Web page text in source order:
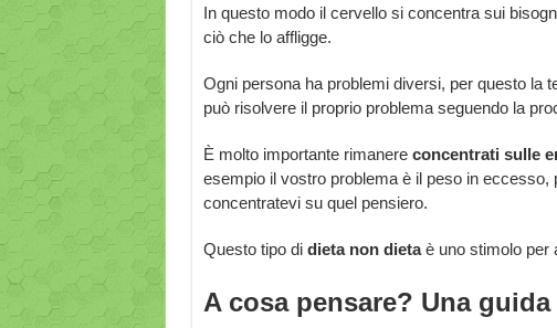
In questo modo il cervello si concentra sui
ciò che lo affligge.
Ogni persona ha problemi diversi, per questo la
può risolvere il proprio problema seguendo la
È molto importante rimanere concentrati sulle
esempio il vostro problema è il peso in
concentratevi su quel pensiero.
Questo tipo di dieta non dietaè uno stimolo per
A cosa pensare? Una guida